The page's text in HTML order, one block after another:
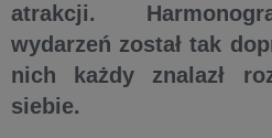
atrakcji.
wydarzeń został tak
nich każdy znalazł
siebie.